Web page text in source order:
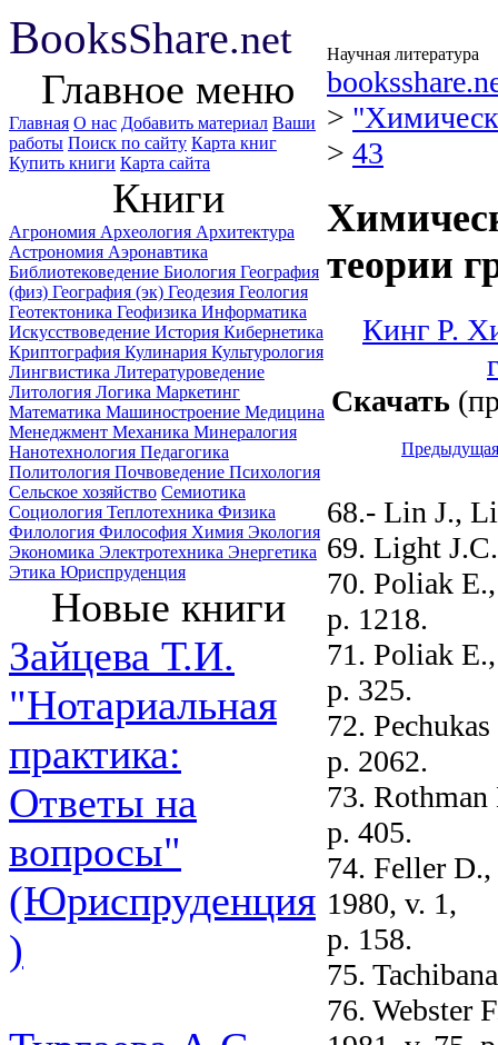
BooksShare.net Научная литература
Главное меню
Главная О нас Добавить материал Ваши
работы Поиск по сайту Карта книг
Купить книги Карта сайта
Книги
Агрономия Археология Архитектура
Астрономия Аэронавтика
Библиотековедение Биология География
(физ) География (эк) Геодезия Геология
Геотектоника Геофизика Информатика
Искусствоведение История Кибернетика
Криптография Кулинария Культурология
Лингвистика Литературоведение
Литология Логика Маркетинг
Математика Машиностроение Медицина
Менеджмент Механика Минералогия
Нанотехнология Педагогика
Политология Почвоведение Психология
Сельское хозяйство Семиотика
Социология Теплотехника Физика
Филология Философия Химия Экология
Экономика Электротехника Энергетика
Этика Юриспруденция
Новые книги
Зайцева Т.И.
"Нотариальная
практика:
Ответы на
вопросы"
(Юриспруденция
)
>
> 43
теории
Кинг Р.
Скачать
Предыдущая
68.- Lin J.,
69. Light
70. Poliak
p. 1218.
71. Poliak
p. 325.
72.
p. 2062.
73.
p. 405.
74. Feller
1980, v. 1,
p. 158.
75.
76. Webster